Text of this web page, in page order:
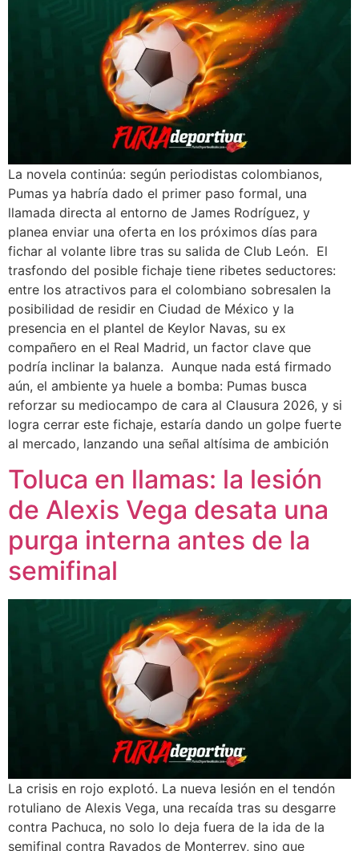
La novela continúa: según periodistas colombianos,
Pumas ya habría dado el primer paso formal, una
llamada directa al entorno de James Rodríguez, y
planea enviar una oferta en los próximos días para
fichar al volante libre tras su salida de Club León. El
trasfondo del posible fichaje tiene ribetes seductores:
entre los atractivos para el colombiano sobresalen la
posibilidad de residir en Ciudad de México y la
presencia en el plantel de Keylor Navas, su ex
compañero en el Real Madrid, un factor clave que
podría inclinar la balanza. Aunque nada está firmado
aún, el ambiente ya huele a bomba: Pumas busca
reforzar su mediocampo de cara al Clausura 2026, y si
logra cerrar este fichaje, estaría dando un golpe fuerte
al mercado, lanzando una señal altísima de ambición
Toluca en llamas: la lesión
de Alexis Vega desata una
purga interna antes de la
semifinal
La crisis en rojo explotó. La nueva lesión en el tendón
rotuliano de Alexis Vega, una recaída tras su desgarre
contra Pachuca, no solo lo deja fuera de la ida de la
semifinal contra Rayados de Monterrey, sino que